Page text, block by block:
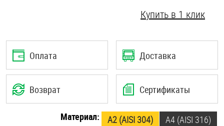
Штифты и пальцы
Купить в 1 клик
Оплата Доставка
Возврат Сертификаты
Материал: А2 (AISI 304) A4 (AISI 316)